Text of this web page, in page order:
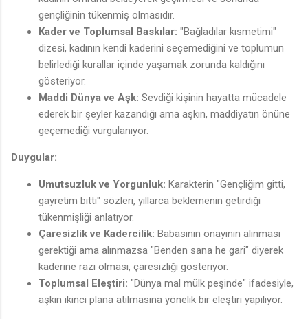
gençliğinin tükenmiş olmasıdır.
Kader ve Toplumsal Baskılar: "Bağladılar kısmetimi"
dizesi, kadının kendi kaderini seçemediğini ve toplumun
belirlediği kurallar içinde yaşamak zorunda kaldığını
gösteriyor.
Maddi Dünya ve Aşk: Sevdiği kişinin hayatta mücadele
ederek bir şeyler kazandığı ama aşkın, maddiyatın önüne
geçemediği vurgulanıyor.
Duygular:
Umutsuzluk ve Yorgunluk: Karakterin "Gençliğim gitti,
gayretim bitti" sözleri, yıllarca beklemenin getirdiği
tükenmişliği anlatıyor.
Çaresizlik ve Kadercilik: Babasının onayının alınması
gerektiği ama alınmazsa "Benden sana he gari" diyerek
kaderine razı olması, çaresizliği gösteriyor.
Toplumsal Eleştiri: "Dünya mal mülk peşinde" ifadesiyle,
aşkın ikinci plana atılmasına yönelik bir eleştiri yapılıyor.